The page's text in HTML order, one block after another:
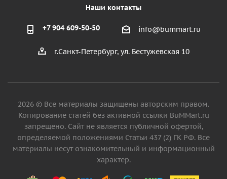
Наши контакты
+7 904 609-50-50 info@bummart.ru
г.Санкт-Петербург, ул. Бестужевская 10
2026 © Все материалы защищены авторским правом.
Копирование статей без активной ссылки BuMMart.ru
запрещено. Сайт не является публичной офертой,
определяемой положениями Статьи 437 (2) ГК РФ. Все
материалы несут ознакомительный и информационный
характер.